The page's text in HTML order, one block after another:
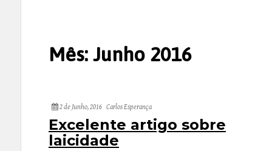
Mês: Junho 2016
2 de Junho, 2016 Carlos Esperança
Excelente artigo sobre
laicidade